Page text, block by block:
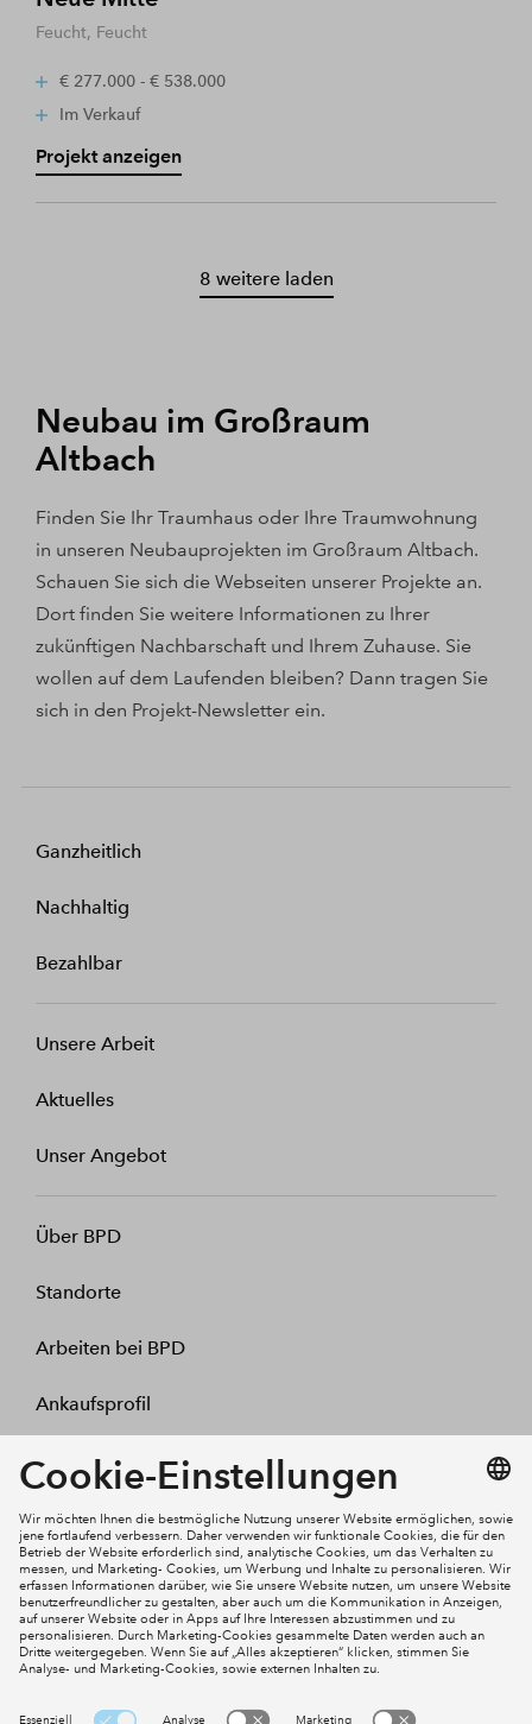
Feucht, Feucht
€ 277.000 - € 538.000
Im Verkauf
Projekt anzeigen
8 weitere laden
Neubau im Großraum
Altbach
Finden Sie Ihr Traumhaus oder Ihre Traumwohnung
in unseren Neubauprojekten im Großraum Altbach.
Schauen Sie sich die Webseiten unserer Projekte an.
Dort finden Sie weitere Informationen zu Ihrer
zukünftigen Nachbarschaft und Ihrem Zuhause. Sie
wollen auf dem Laufenden bleiben? Dann tragen Sie
sich in den Projekt-Newsletter ein.
Ganzheitlich
Nachhaltig
Bezahlbar
Unsere Arbeit
Aktuelles
Unser Angebot
Über BPD
Standorte
Arbeiten bei BPD
Ankaufsprofil
Kontakt
Mein Konto
Social Media